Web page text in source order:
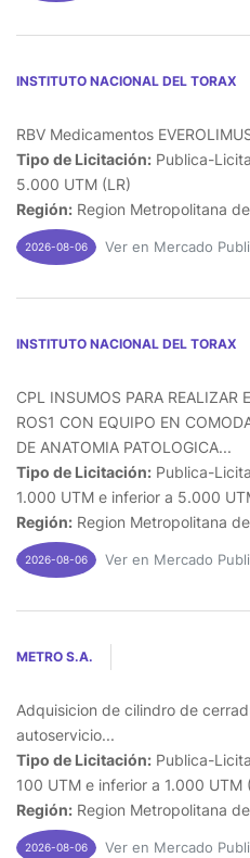
INSTITUTO NACIONAL DEL TORAX
RBV Medicamentos
Tipo de Licitación: Publica-
5.000 UTM (LR)
Región: Region Metropolitana
2026-08-06 Ver en Mercado
INSTITUTO NACIONAL DEL TORAX
CPL INSUMOS PARA REALIZAR
ROS1 CON EQUIPO EN
DE ANATOMIA PATOLOGICA...
Tipo de Licitación: Publica-
1.000 UTM e inferior a 5.000
Región: Region Metropolitana
2026-08-06 Ver en Mercado
METRO S.A.
Adquisicion de cilindro de
autoservicio...
Tipo de Licitación: Publica-
100 UTM e inferior a 1.000 UTM
Región: Region Metropolitana
2026-08-06 Ver en Mercado